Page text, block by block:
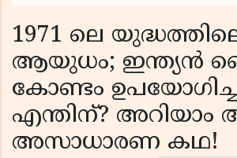
1971 ലെ
ആയുധം; ഇന്ത്യൻ
കോണ്ടം
എന്തിന്? അറിയാം
അസാധാരണ കഥ!